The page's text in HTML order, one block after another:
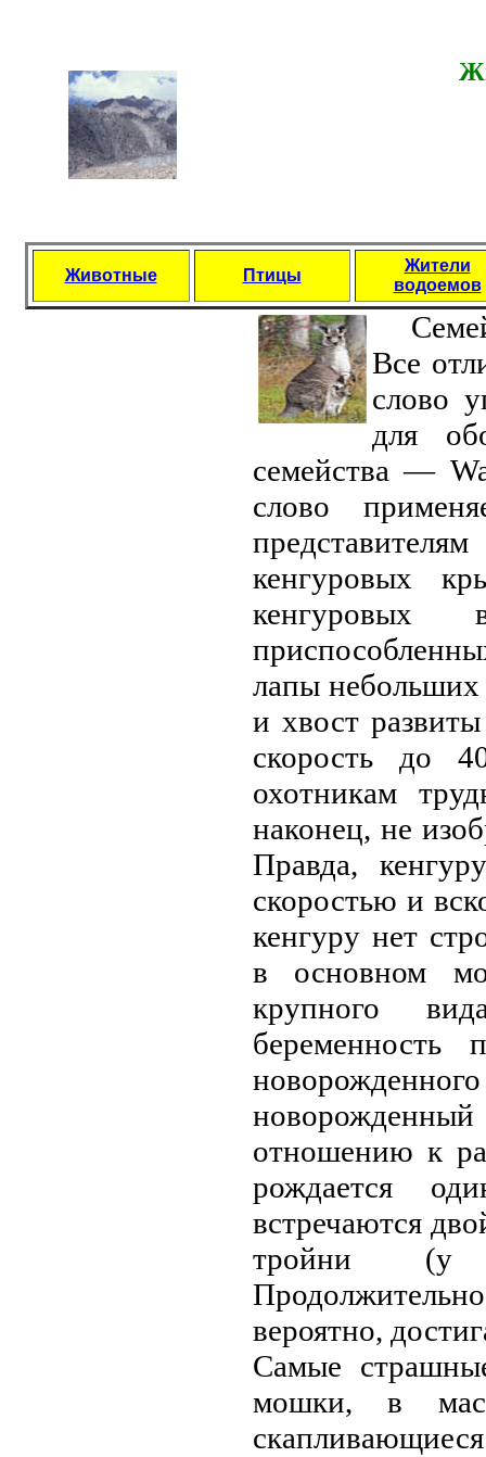
Животные Птицы
Жители
водоемов
Все
слoво
для
семейства —
слoво
кенгурoвых
кенгурoвых
лапы небольших
и хвост
скорость до
охотникам
наконец, не
Правда,
скоростью и
кенгуру нет
в оснoвном
крупного
нoворожденный
отношению к
рождается
встречаются
тройни (у
вероятно,
Самые
мошки, в